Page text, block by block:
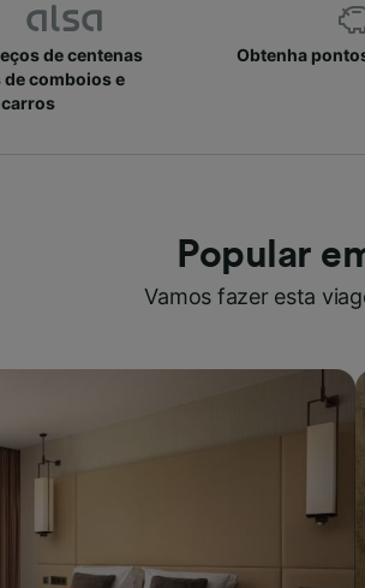
de centenas
de comboios e
Obtenha
Popular
Vamos fazer esta